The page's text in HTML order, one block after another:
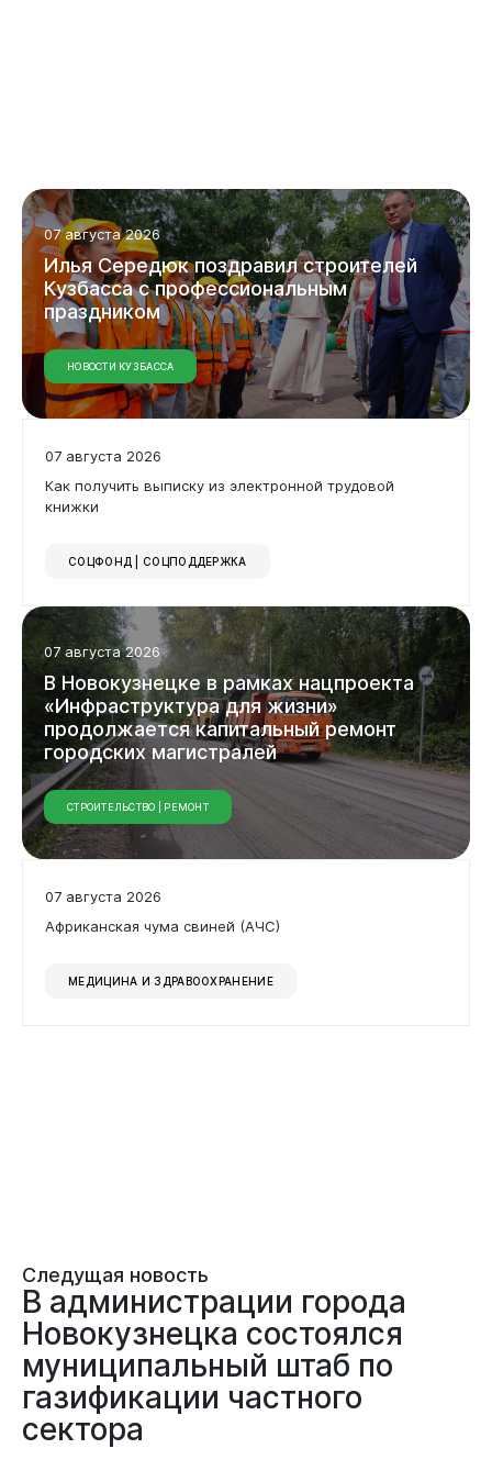
07 августа 2026
Илья Середюк поздравил строителей
Кузбасса с профессиональным
праздником
НОВОСТИ КУЗБАССА
07 августа 2026
Как получить выписку из электронной трудовой
книжки
СОЦФОНД | СОЦПОДДЕРЖКА
07 августа 2026
В Новокузнецке в рамках нацпроекта
«Инфраструктура для жизни»
продолжается капитальный ремонт
городских магистралей
СТРОИТЕЛЬСТВО | РЕМОНТ
07 августа 2026
Африканская чума свиней (АЧС)
МЕДИЦИНА И ЗДРАВООХРАНЕНИЕ
Следущая новость
В администрации города
Новокузнецка состоялся
муниципальный штаб по
газификации частного
сектора